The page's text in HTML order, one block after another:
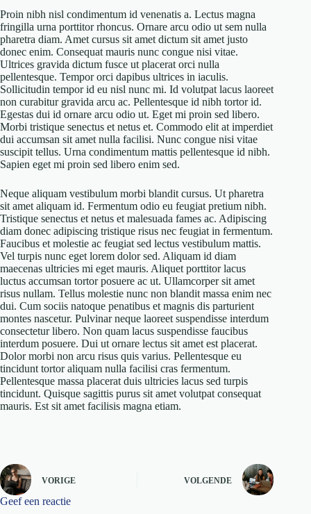
Proin nibh nisl condimentum id venenatis a. Lectus magna
fringilla urna porttitor rhoncus. Ornare arcu odio ut sem nulla
pharetra diam. Amet cursus sit amet dictum sit amet justo
donec enim. Consequat mauris nunc congue nisi vitae.
Ultrices gravida dictum fusce ut placerat orci nulla
pellentesque. Tempor orci dapibus ultrices in iaculis.
Sollicitudin tempor id eu nisl nunc mi. Id volutpat lacus laoreet
non curabitur gravida arcu ac. Pellentesque id nibh tortor id.
Egestas dui id ornare arcu odio ut. Eget mi proin sed libero.
Morbi tristique senectus et netus et. Commodo elit at imperdiet
dui accumsan sit amet nulla facilisi. Nunc congue nisi vitae
suscipit tellus. Urna condimentum mattis pellentesque id nibh.
Sapien eget mi proin sed libero enim sed.
Neque aliquam vestibulum morbi blandit cursus. Ut pharetra
sit amet aliquam id. Fermentum odio eu feugiat pretium nibh.
Tristique senectus et netus et malesuada fames ac. Adipiscing
diam donec adipiscing tristique risus nec feugiat in fermentum.
Faucibus et molestie ac feugiat sed lectus vestibulum mattis.
Vel turpis nunc eget lorem dolor sed. Aliquam id diam
maecenas ultricies mi eget mauris. Aliquet porttitor lacus
luctus accumsan tortor posuere ac ut. Ullamcorper sit amet
risus nullam. Tellus molestie nunc non blandit massa enim nec
dui. Cum sociis natoque penatibus et magnis dis parturient
montes nascetur. Pulvinar neque laoreet suspendisse interdum
consectetur libero. Non quam lacus suspendisse faucibus
interdum posuere. Dui ut ornare lectus sit amet est placerat.
Dolor morbi non arcu risus quis varius. Pellentesque eu
tincidunt tortor aliquam nulla facilisi cras fermentum.
Pellentesque massa placerat duis ultricies lacus sed turpis
tincidunt. Quisque sagittis purus sit amet volutpat consequat
mauris. Est sit amet facilisis magna etiam.
VORIGE VOLGENDE
Geef een reactie